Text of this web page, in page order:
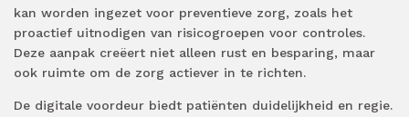
kan worden ingezet voor preventieve zorg, zoals het
proactief uitnodigen van risicogroepen voor controles.
Deze aanpak creëert niet alleen rust en besparing, maar
ook ruimte om de zorg actiever in te richten.
De digitale voordeur biedt patiënten duidelijkheid en regie.